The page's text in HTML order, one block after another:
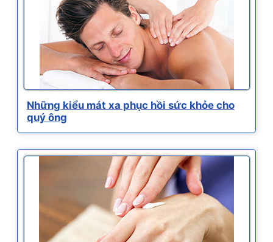
Những kiểu mát xa phục hồi sức khỏe cho
quý ông